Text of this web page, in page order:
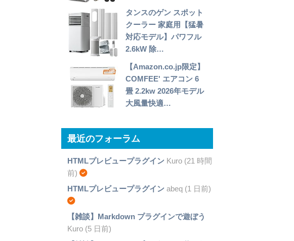
タンスのゲン スポット
クーラー 家庭用【猛暑
対応モデル】パワフル
2.6kW 除…
【Amazon.co.jp限定】
COMFEE' エアコン 6
畳 2.2kw 2026年モデル
大風量快適…
最近のフォーラム
HTMLプレビュープラグインKuro (21 時間
前)
HTMLプレビュープラグインabeq (1 日前)
【雑談】Markdown プラグインで遊ぼう
Kuro (5 日前)